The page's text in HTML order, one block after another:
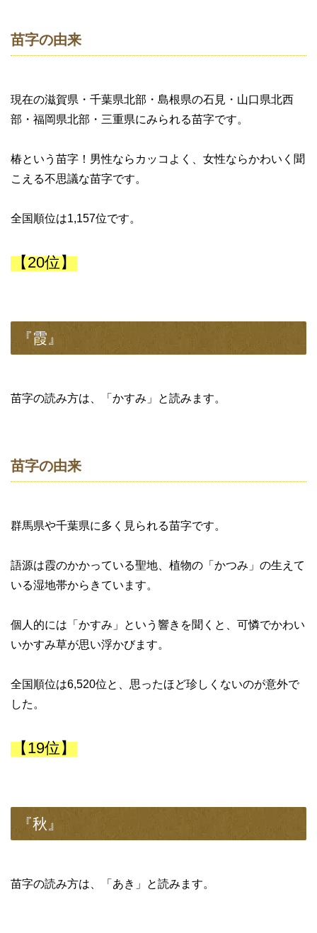
苗字の由来
現在の滋賀県・千葉県北部・島根県の石見・山口県北西
部・福岡県北部・三重県にみられる苗字です。
椿という苗字！男性ならカッコよく、女性ならかわいく聞
こえる不思議な苗字です。
全国順位は1,157位です。
【20位】
『霞』
苗字の読み方は、「かすみ」と読みます。
苗字の由来
群馬県や千葉県に多く見られる苗字です。
語源は霞のかかっている聖地、植物の「かつみ」の生えて
いる湿地帯からきています。
個人的には「かすみ」という響きを聞くと、可憐でかわい
いかすみ草が思い浮かびます。
全国順位は6,520位と、思ったほど珍しくないのが意外で
した。
【19位】
『秋』
苗字の読み方は、「あき」と読みます。